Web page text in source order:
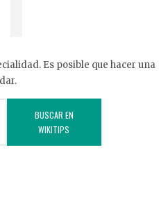
Es posible que hacer una
BUSCAR EN
WIKITIPS